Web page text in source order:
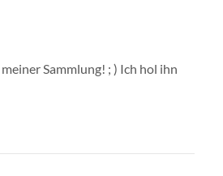
Sammlung! ; ) Ich hol ihn